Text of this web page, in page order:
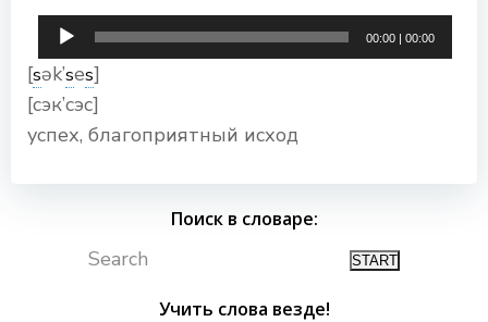
Аудиоплеер
00:00 |00:00
[sək’ses]
[сэк’сэс]
успех, благоприятный исход
Поиск в словаре:
Search
Учить слова везде!